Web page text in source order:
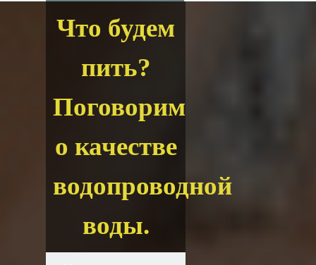
Что будем
пить?
Поговорим
о качестве
водопроводной
воды.